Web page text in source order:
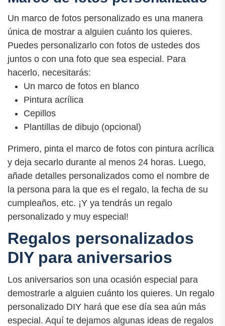
Un marco de fotos personalizado es una manera
única de mostrar a alguien cuánto los quieres.
Puedes personalizarlo con fotos de ustedes dos
juntos o con una foto que sea especial. Para
hacerlo, necesitarás:
Un marco de fotos en blanco
Pintura acrílica
Cepillos
Plantillas de dibujo (opcional)
Primero, pinta el marco de fotos con pintura acrílica
y deja secarlo durante al menos 24 horas. Luego,
añade detalles personalizados como el nombre de
la persona para la que es el regalo, la fecha de su
cumpleaños, etc. ¡Y ya tendrás un regalo
personalizado y muy especial!
Regalos personalizados
DIY para aniversarios
Los aniversarios son una ocasión especial para
demostrarle a alguien cuánto los quieres. Un regalo
personalizado DIY hará que ese día sea aún más
especial. Aquí te dejamos algunas ideas de regalos